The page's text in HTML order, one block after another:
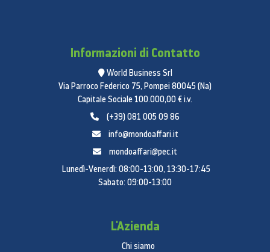
Informazioni di Contatto
World Business Srl
Via Parroco Federico 75, Pompei 80045 (Na)
Capitale Sociale 100.000,00 € i.v.
(+39) 081 005 09 86
info@mondoaffari.it
mondoaffari@pec.it
Lunedì-Venerdì: 08:00-13:00, 13:30-17:45
Sabato: 09:00-13:00
L'Azienda
Chi siamo